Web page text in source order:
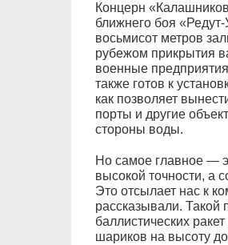
Концерн
ближнего боя
восьмисот метров
рубежом прикрытия
военные
также готов к
как позволяет
порты и другие
стороны воды.
Но самое главное —
высокой точности, а
Это отсылает нас к
рассказывали.
баллистических
шариков на высоту